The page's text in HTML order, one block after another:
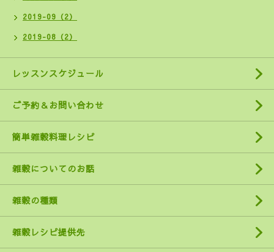
2019-09（2）
2019-08（2）
レッスンスケジュール
ご予約＆お問い合わせ
簡単雑穀料理レシピ
雑穀についてのお話
雑穀の種類
雑穀レシピ提供先